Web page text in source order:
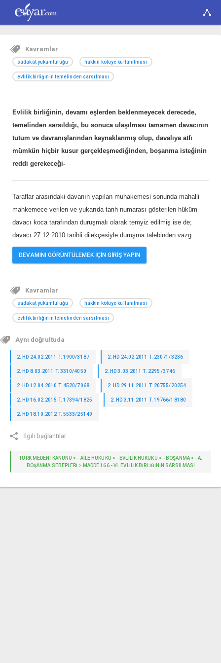
Kavramlar
sadakat yükümlülüğü hakkın kötüye kullanılması
evlilik birliğinin temelinden sarsılması
Evlilik birliğinin, devamı eşlerden beklenmeyecek derecede,
temelinden sarsıldığı, bu sonuca ulaşılması tamamen davacının
tutum ve davranışlarından kaynaklanmış olup, davalıya atfı
mümkün hiçbir kusur gerçekleşmediğinden, boşanma isteğinin
reddi gerekeceği-
Taraflar arasındaki davanın yapılan muhakemesi sonunda mahalli
mahkemece verilen ve yukarıda tarih numarası gösterilen hüküm
davacı koca tarafından duruşmalı olarak temyiz edilmiş ise de;
davacı 27.12.2010 tarihli dilekçesiyle duruşma talebinden vazg ...
DEVAMINI GÖRÜNTÜLEMEK İÇİN GİRİŞ YAPIN
Kavramlar
sadakat yükümlülüğü hakkın kötüye kullanılması
evlilik birliğinin temelinden sarsılması
Aynı doğrultuda
2. HD 24.02.2011 T. 1900/3187 2. HD 24.02.2011 T. 23071/3236
2. HD 8.03.2011 T. 3310/4050 2. HD 3.03.2011 T. 2295 /3746
2. HD 12.04.2010 T. 4520/7068 2. HD 29.11.2011 T. 20755/20254
2. HD 16.02.2015 T. 17394/1825 2. HD 3.11.2011 T. 19766/18180
2. HD 18.10.2012 T. 5533/25149
İlgili bağlantılar
TÜRK MEDENİ KANUNU > - AILE HUKUKU > - EVLİLİK HUKUKU > - BOŞANMA > - A.
BOŞANMA SEBEPLERI > MADDE 166 - VI. EVLILIK BIRLIĞININ SARSILMASI